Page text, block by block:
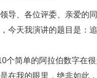
导、各位评委、亲爱的同
今天我演讲的题目是：
个简单的阿拉伯数字在
在我的眼里，绝非如此